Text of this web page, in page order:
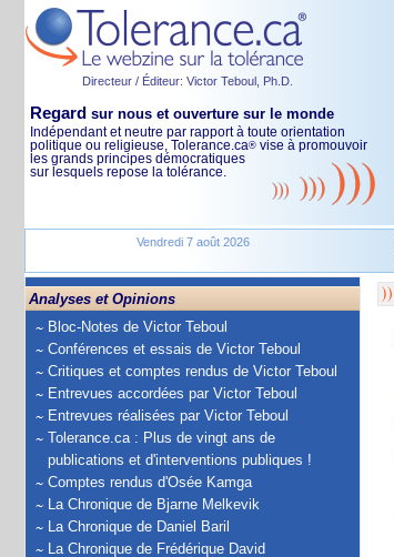
Directeur / Éditeur: Victor Teboul, Ph.D.
Regard sur nous et ouverture sur le monde
Indépendant et neutre par rapport à toute orientation
politique ou religieuse, Tolerance.ca® vise à promouvoir
les grands principes démocratiques
sur lesquels repose la tolérance.
Vendredi 7 août 2026
Analyses et Opinions
Bloc-Notes de Victor Teboul
Conférences et essais de Victor Teboul
Critiques et comptes rendus de Victor Teboul
Entrevues accordées par Victor Teboul
Entrevues réalisées par Victor Teboul
Tolerance.ca : Plus de vingt ans de
publications et d'interventions publiques !
Comptes rendus d'Osée Kamga
La Chronique de Bjarne Melkevik
La Chronique de Daniel Baril
La Chronique de Frédérique David